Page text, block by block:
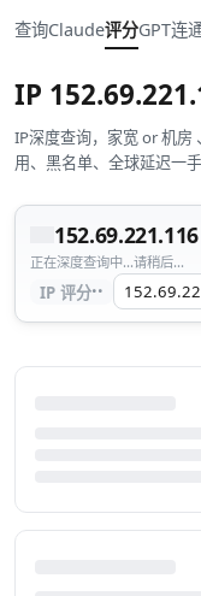
查询Claude评分GPT连
IP
IP深度查询，家宽 or 机房
用、黑名单、全球延迟一
152.69.221.116
正在深度查询中...请稍后...
IP 评分··